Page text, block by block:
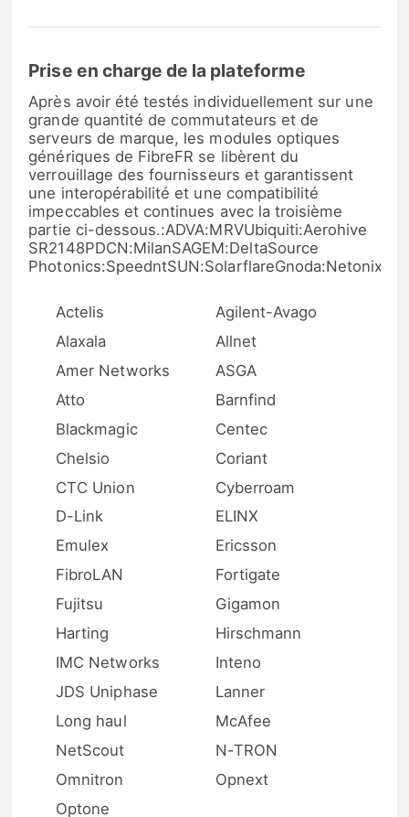
Prise en charge de la plateforme
Après avoir été testés individuellement sur une
grande quantité de commutateurs et de
serveurs de marque, les modules optiques
génériques de FibreFR se libèrent du
verrouillage des fournisseurs et garantissent
une interopérabilité et une compatibilité
impeccables et continues avec la troisième
partie ci-dessous.:ADVA:MRVUbiquiti:Aerohive
SR2148PDCN:MilanSAGEM:DeltaSource
Photonics:SpeedntSUN:SolarflareGnoda:Netonix
Actelis
Agilent-Avago
Alaxala
Allnet
Amer Networks
ASGA
Atto
Barnfind
Blackmagic
Centec
Chelsio
Coriant
CTC Union
Cyberroam
D-Link
ELINX
Emulex
Ericsson
FibroLAN
Fortigate
Fujitsu
Gigamon
Harting
Hirschmann
IMC Networks
Inteno
JDS Uniphase
Lanner
Long haul
McAfee
NetScout
N-TRON
Omnitron
Opnext
Optone